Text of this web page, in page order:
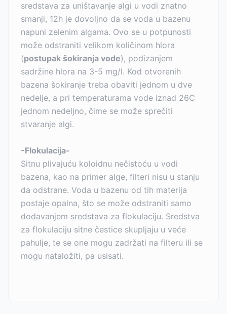
sredstava za uništavanje algi u vodi znatno
smanji, 12h je dovoljno da se voda u bazenu
napuni zelenim algama. Ovo se u potpunosti
može odstraniti velikom količinom hlora
(postupak šokiranja vode), podizanjem
sadržine hlora na 3-5 mg/l. Kod otvorenih
bazena šokiranje treba obaviti jednom u dve
nedelje, a pri temperaturama vode iznad 26C
jednom nedeljno, čime se može sprečiti
stvaranje algi.
-Flokulacija-
Sitnu plivajuću koloidnu nečistoću u vodi
bazena, kao na primer alge, filteri nisu u stanju
da odstrane. Voda u bazenu od tih materija
postaje opalna, što se može odstraniti samo
dodavanjem sredstava za flokulaciju. Sredstva
za flokulaciju sitne čestice skupljaju u veće
pahulje, te se one mogu zadržati na filteru ili se
mogu nataložiti, pa usisati.